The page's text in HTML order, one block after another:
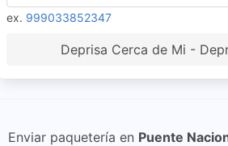
ex. 999033852347
Deprisa Cerca de Mi -
Enviar paquetería en Puente